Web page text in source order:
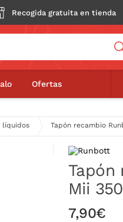
Recogida gratuita en tienda
Ofertas
líquidos Tapón recambio
Tapón
Mii
7,90€